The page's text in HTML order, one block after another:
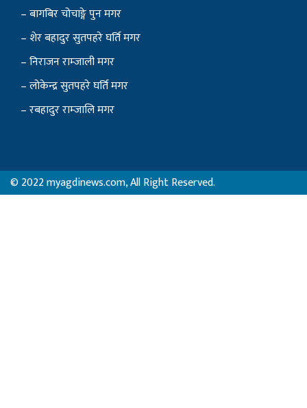
– बागबिर चोचाङ्गे पुन मगर
– शेर बहादुर सुतपहरे घर्ति मगर
– निराजन राम्जाली मगर
– लोकेन्द्र सुतपहरे घर्ति मगर
– रबहादुर राम्जालि मगर
© 2022 myagdinews.com, All Right Reserved.